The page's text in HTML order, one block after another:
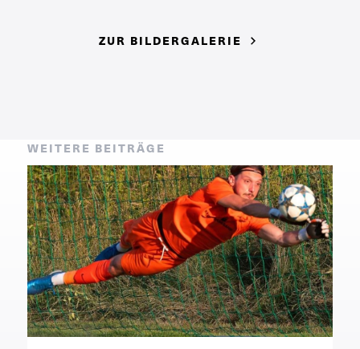
ZUR BILDERGALERIE
WEITERE BEITRÄGE